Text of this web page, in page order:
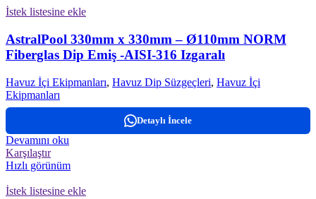
İstek listesine ekle
AstralPool 330mm x 330mm – Ø110mm NORM
Fiberglas Dip Emiş -AISI-316 Izgaralı
Havuz İçi Ekipmanları, Havuz Dip Süzgeçleri, Havuz İçi
Ekipmanları
Detaylı İncele
Devamını oku
Karşılaştır
Hızlı görünüm
İstek listesine ekle